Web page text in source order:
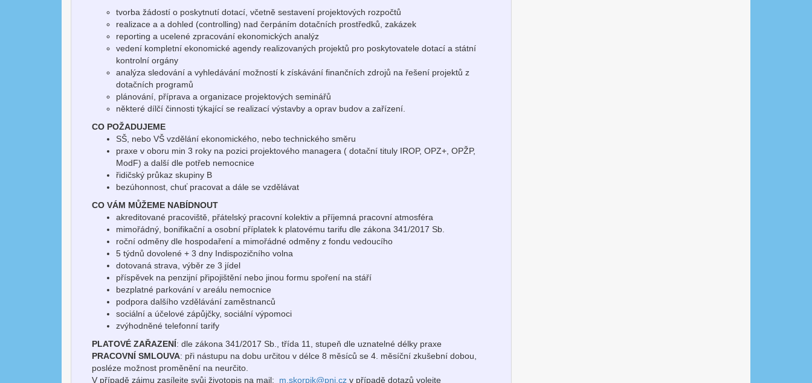
tvorba žádostí o poskytnutí dotací, včetně sestavení projektových rozpočtů
realizace a a dohled (controlling) nad čerpáním dotačních prostředků, zakázek
reporting a ucelené zpracování ekonomických analýz
vedení kompletní ekonomické agendy realizovaných projektů pro poskytovatele dotací a státní
kontrolní orgány
analýza sledování a vyhledávání možností k získávání finančních zdrojů na řešení projektů z
dotačních programů
plánování, příprava a organizace projektových seminářů
některé dílčí činnosti týkající se realizací výstavby a oprav budov a zařízení.
CO POŽADUJEME
SŠ, nebo VŠ vzdělání ekonomického, nebo technického směru
praxe v oboru min 3 roky na pozici projektového managera ( dotační tituly IROP, OPZ+, OPŽP,
ModF) a další dle potřeb nemocnice
řidičský průkaz skupiny B
bezúhonnost, chuť pracovat a dále se vzdělávat
CO VÁM MŮŽEME NABÍDNOUT
akreditované pracoviště, přátelský pracovní kolektiv a příjemná pracovní atmosféra
mimořádný, bonifikační a osobní příplatek k platovému tarifu dle zákona 341/2017 Sb.
roční odměny dle hospodaření a mimořádné odměny z fondu vedoucího
5 týdnů dovolené + 3 dny Indispozičního volna
dotovaná strava, výběr ze 3 jídel
příspěvek na penzijní připojištění nebo jinou formu spoření na stáří
bezplatné parkování v areálu nemocnice
podpora dalšího vzdělávání zaměstnanců
sociální a účelové zápůjčky, sociální výpomoci
zvýhodněné telefonní tarify
PLATOVÉ ZAŘAZENÍ: dle zákona 341/2017 Sb., třída 11, stupeň dle uznatelné délky praxe
PRACOVNÍ SMLOUVA: při nástupu na dobu určitou v délce 8 měsíců se 4. měsíční zkušební dobou,
posléze možnost proměnění na neurčito.
V případě zájmu zasílejte svůj životopis na mail: m.skorpik@pnj.czv případě dotazů volejte